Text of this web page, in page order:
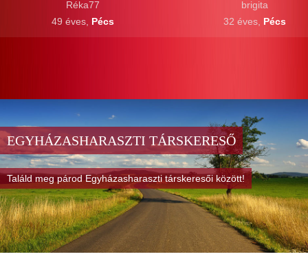
Réka77
49 éves, Pécs
brigita
32 éves, Pécs
EGYHÁZASHARASZTI TÁRSKERESŐ
Találd meg párod Egyházasharaszti társkeresői között!